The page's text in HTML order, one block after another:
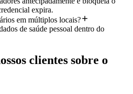
expira.
em múltiplos locais?
de saúde pessoal dentro do
clientes sobre o